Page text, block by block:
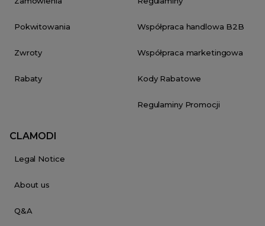
Pokwitowania
Zwroty
Rabaty
Współpraca handlowa B2B
Współpraca marketingowa
Kody Rabatowe
Regulaminy Promocji
CLAMODI
Legal Notice
About us
Q&A